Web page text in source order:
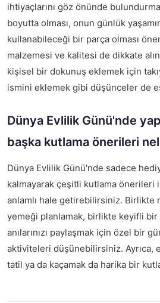
ihtiyaçlarını göz önünde
boyutta olması, onun günlük
kullanabileceği bir parça olması
malzemesi ve kalitesi de dikkate
kişisel bir dokunuş eklemek için
ismini eklemek gibi düşünceler de
Dünya Evlilik Günü'nde
başka kutlama önerileri
Dünya Evlilik Günü'nde sadece
kalmayarak çeşitli kutlama önerileri
anlamlı hale getirebilirsiniz. Birlikte
yemeği planlamak, birlikte keyifli bir
anılarınızı paylaşmak için özel bir
aktiviteleri düşünebilirsiniz. Ayrıca,
tatil ya da kaçamak da harika bir